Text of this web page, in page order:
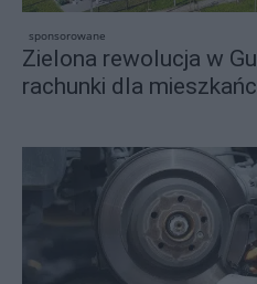
sponsorowane
Zielona rewolucja w
rachunki dla